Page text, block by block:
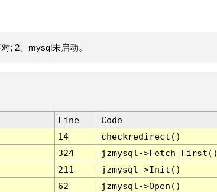
; 2、mysql未启动。
Line
Code
14
checkredirect()
324
jzmysql-
211
jzmysql->Init()
62
jzmysql->Open()